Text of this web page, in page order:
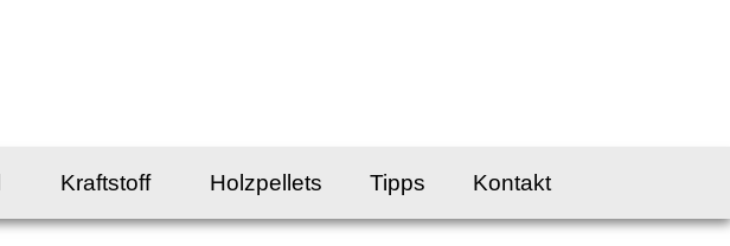
Kraftstoff Holzpellets Tipps Kontakt